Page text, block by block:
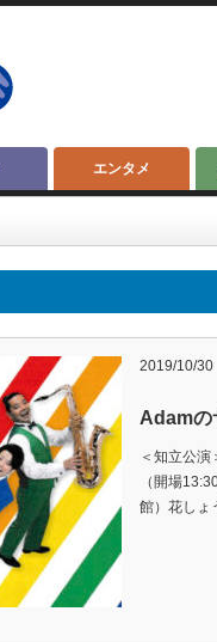
エンタメ
2019/10/30
Adamの
＜知立公
（開場
館）花しょ